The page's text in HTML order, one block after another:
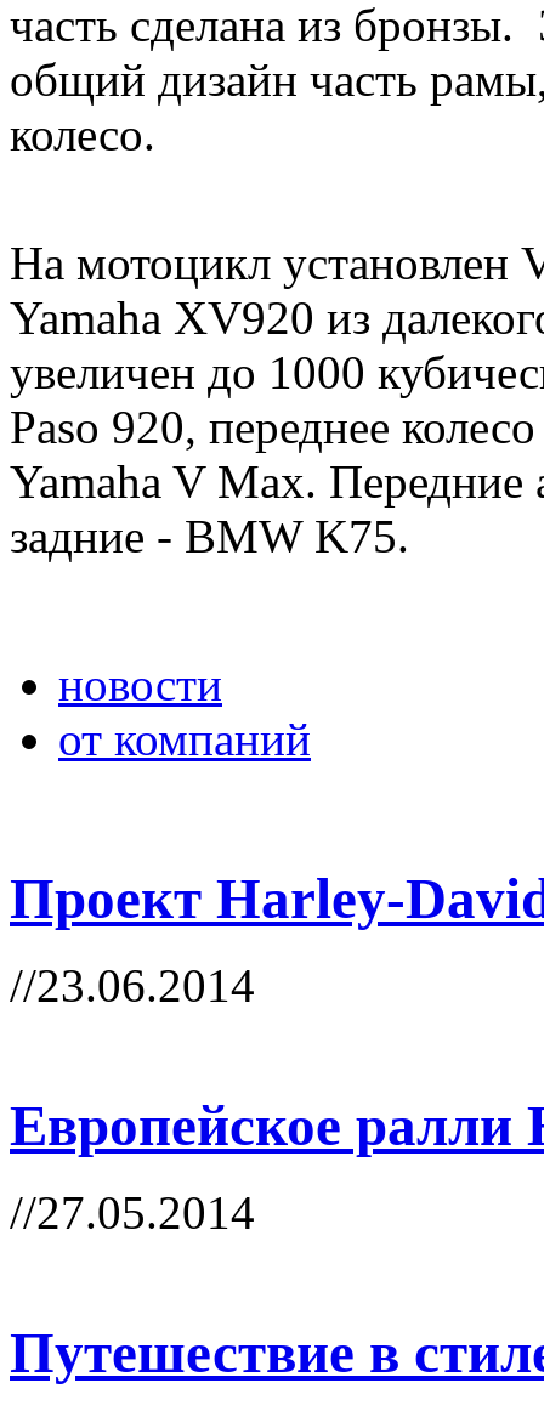
часть сделана из
общий дизайн часть
колесо.
На мотоцикл установлен
Yamaha XV920 из
увеличен до 1000
Paso 920, переднее
Yamaha V Max.
задние - BMW K75.
новости
от компаний
Проект Harley-
//23.06.2014
Европейское ралли
//27.05.2014
Путешествие в